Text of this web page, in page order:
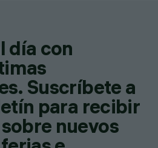
día con
Suscríbete a
para recibir
nuevos